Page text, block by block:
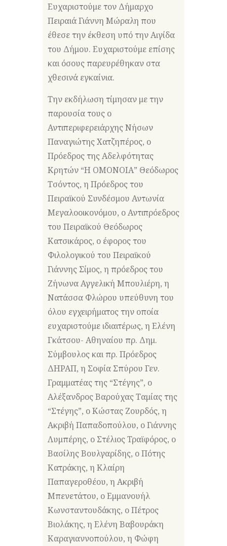
Ευχαριστούμε τον Δήμαρχο
Πειραιά Γιάννη Μώραλη που
έθεσε την έκθεση υπό την Αιγίδα
του Δήμου. Ευχαριστούμε επίσης
και όσους παρευρέθηκαν στα
χθεσινά εγκαίνια.
Την εκδήλωση τίμησαν με την
παρουσία τους ο
Αντιπεριφερειάρχης Νήσων
Παναγιώτης Χατζηπέρος, ο
Πρόεδρος της Αδελφότητας
Κρητών “Η ΟΜΟΝΟΙΑ” Θεόδωρος
Τσόντος, η Πρόεδρος του
Πειραϊκού Συνδέσμου Αντωνία
Μεγαλοοικονόμου, ο Αντιπρόεδρος
του Πειραϊκού Θεόδωρος
Κατσικάρος, ο έφορος του
Φιλολογικού του Πειραϊκού
Γιάννης Σίμος, η πρόεδρος του
Ζήνωνα Αγγελική Μπουλιέρη, η
Νατάσσα Φλώρου υπεύθυνη του
όλου εγχειρήματος την οποία
ευχαριστούμε ιδιαιτέρως, η Ελένη
Γκάτσου- Αθηναίου πρ. Δημ.
Σύμβουλος και πρ. Πρόεδρος
ΔΗΡΑΠ, η Σοφία Σπύρου Γεν.
Γραμματέας της “Στέγης”, ο
Αλέξανδρος Βαρούχας Ταμίας της
“Στέγης”, ο Κώστας Ζουρδός, η
Ακριβή Παπαδοπούλου, ο Γιάννης
Λυμπέρης, ο Στέλιος Τραϊφόρος, ο
Βασίλης Βουλγαρίδης, ο Πότης
Κατράκης, η Κλαίρη
Παπαγεροθέου, η Ακριβή
Μπενετάτου, ο Εμμανουήλ
Κωνσταντουδάκης, ο Πέτρος
Βιολάκης, η Ελένη Βαβουράκη
Καραγιαννοπούλου, η Φώφη